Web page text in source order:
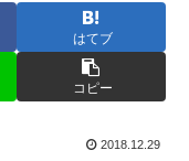
はてブ
コピー
2018.12.29